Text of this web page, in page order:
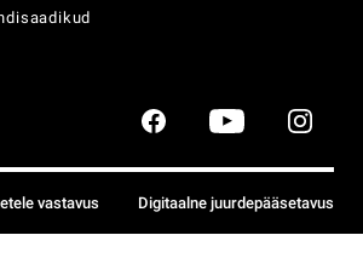
vastavus Digitaalne juurdepääsetavus